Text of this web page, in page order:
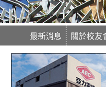
最新消息 關於校友